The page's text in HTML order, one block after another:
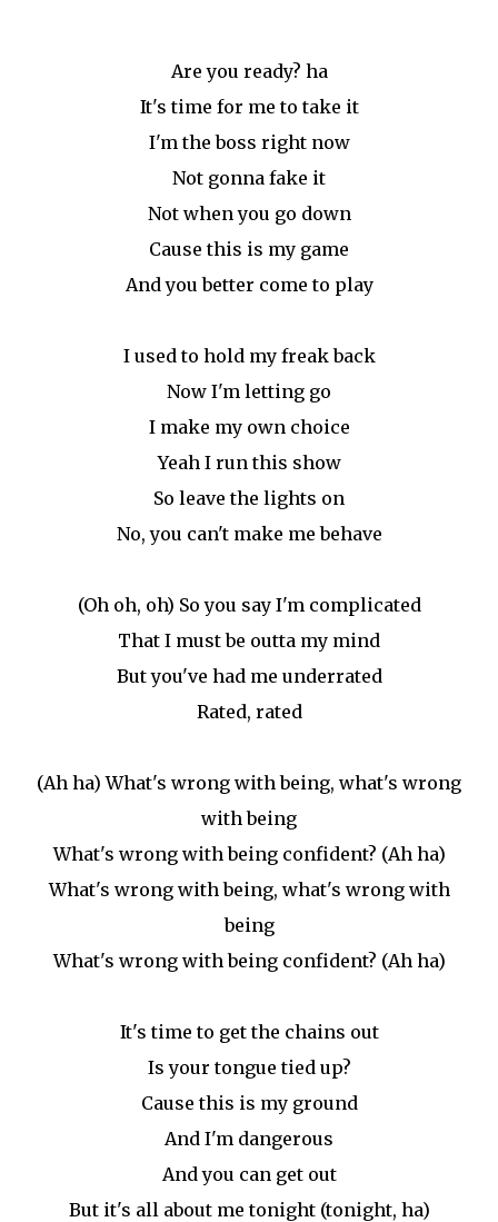
Are you ready? ha
It's time for me to take it
I'm the boss right now
Not gonna fake it
Not when you go down
Cause this is my game
And you better come to play
I used to hold my freak back
Now I'm letting go
I make my own choice
Yeah I run this show
So leave the lights on
No, you can't make me behave
(Oh oh, oh) So you say I'm complicated
That I must be outta my mind
But you've had me underrated
Rated, rated
(Ah ha) What's wrong with being, what's wrong
with being
What's wrong with being confident? (Ah ha)
What's wrong with being, what's wrong with
being
What's wrong with being confident? (Ah ha)
It's time to get the chains out
Is your tongue tied up?
Cause this is my ground
And I'm dangerous
And you can get out
But it's all about me tonight (tonight, ha)